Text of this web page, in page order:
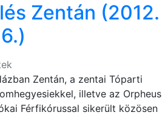
Zentán (2012.
Zentán, a zentai Tóparti
illetve az Orpheus
Férfikórussal sikerült közösen